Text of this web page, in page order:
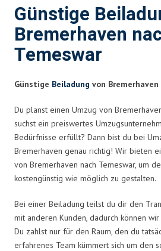
Günstige
Bremerhaven
Temeswar
Günstige Beiladung von
Du planst einen Umzug von
suchst ein preiswertes
Bedürfnisse erfüllt? Dann bist du bei
Bremerhaven genau richtig! Wir bieten
von Bremerhaven nach Temeswar, um
kostengünstig wie möglich zu gestalten.
Bei einer Beiladung teilst du dir den
mit anderen Kunden, dadurch können
Du zahlst nur für den Raum, den du
erfahrenes Team kümmert sich um den